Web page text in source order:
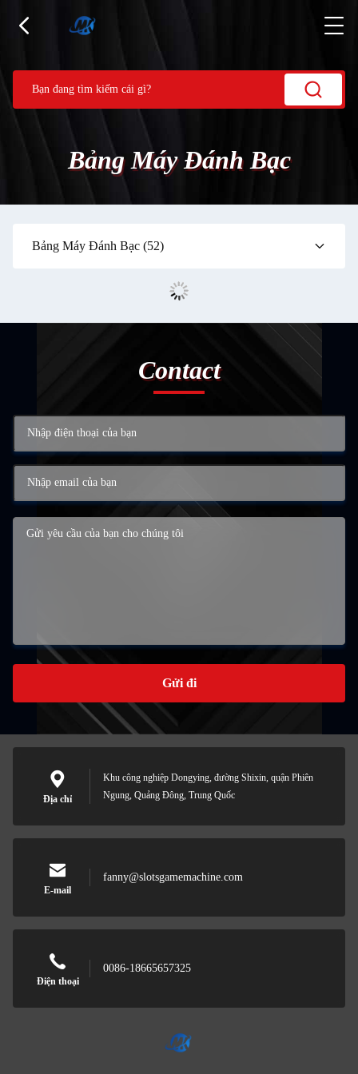
Bảng Máy Đánh Bạc
Bảng Máy Đánh Bạc (52)
Contact
Gửi đi
Địa chỉ
Khu công nghiệp Dongying, đường Shixin, quận Phiên
Ngung, Quảng Đông, Trung Quốc
E-mail
fanny@slotsgamemachine.com
Điện thoại
0086-18665657325